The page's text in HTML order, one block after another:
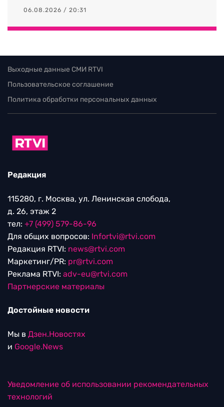
06.08.2026 / 20:31
Выходные данные СМИ RTVI
Пользовательское соглашение
Политика обработки персональных данных
Редакция
115280, г. Москва, ул. Ленинская слобода,
д. 26, этаж 2
тел: +7 (499) 579-86-96
Для общих вопросов: Infortvi@rtvi.com
Редакция RTVI: news@rtvi.com
Маркетинг/PR: pr@rtvi.com
Реклама RTVI: adv-eu@rtvi.com
Партнерские материалы
Достойные новости
Мы в Дзен.Новостях
и Google.News
Уведомление об использовании рекомендательных
технологий